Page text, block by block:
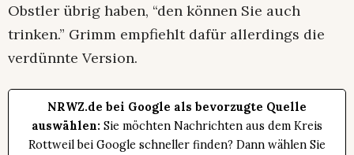
Obstler übrig haben, “den können Sie auch
trinken.” Grimm empfiehlt dafür allerdings die
verdünnte Version.
NRWZ.de bei Google als bevorzugte Quelle
auswählen: Sie möchten Nachrichten aus dem Kreis
Rottweil bei Google schneller finden? Dann wählen Sie